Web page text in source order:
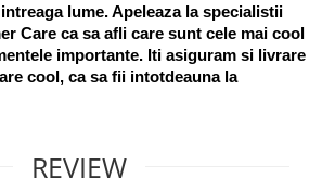
lume. Apeleaza la specialistii
Care ca sa afli care sunt cele mai cool
importante. Iti asiguram si livrare
cool, ca sa fii intotdeauna la
REVIEW